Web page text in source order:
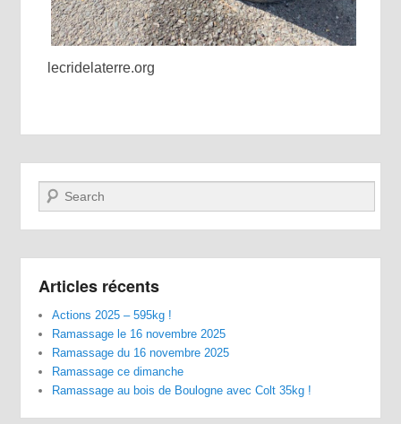
lecridelaterre.org
Recherche
Articles récents
Actions 2025 – 595kg !
Ramassage le 16 novembre 2025
Ramassage du 16 novembre 2025
Ramassage ce dimanche
Ramassage au bois de Boulogne avec Colt 35kg !